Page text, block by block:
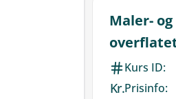
Maler- og
Kurs ID:
Kr.Prisinfo: